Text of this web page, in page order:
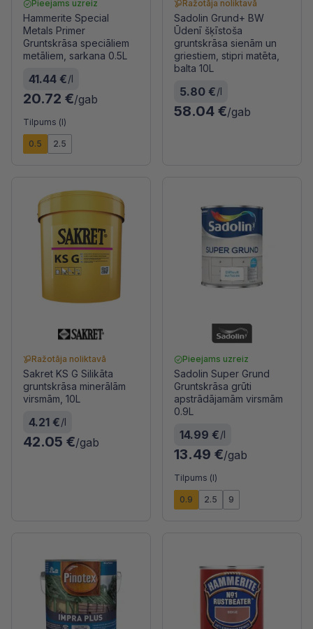
Pieejams uzreiz
Hammerite Special
Metals Primer
Gruntskrāsa speciāliem
metāliem, sarkana 0.5L
41.44 €/l
20.72 €/gab
Tilpums (l)
0.5 2.5
Ražotāja noliktavā
Sadolin Grund+ BW
Ūdenī šķīstoša
gruntskrāsa sienām un
griestiem, stipri matēta,
balta 10L
5.80 €/l
58.04 €/gab
Ražotāja noliktavā
Sakret KS G Silikāta
gruntskrāsa minerālām
virsmām, 10L
4.21 €/l
42.05 €/gab
Pieejams uzreiz
Sadolin Super Grund
Gruntskrāsa grūti
apstrādājamām virsmām
0.9L
14.99 €/l
13.49 €/gab
Tilpums (l)
0.9 2.5 9